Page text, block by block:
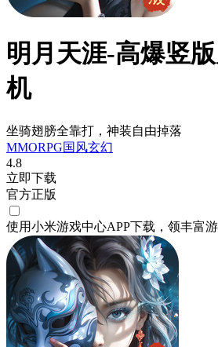
明月天涯-高爆竖
机
坐骑翅膀全靠打，神装自由掉落
MMORPG国风玄幻
4.8
立即下载
官方正版
使用小米游戏中心APP下载 ，领丰富